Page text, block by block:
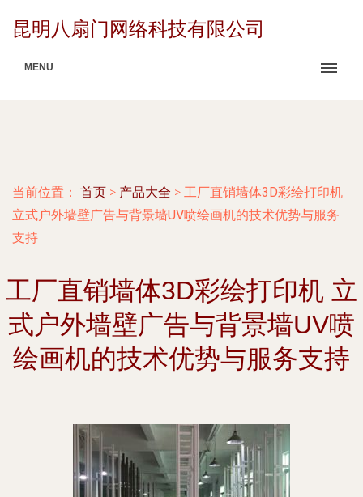
昆明八扇门网络科技有限公司
MENU
当前位置： 首页 > 产品大全 > 工厂直销墙体3D彩绘打印机
立式户外墙壁广告与背景墙UV喷绘画机的技术优势与服务
支持
工厂直销墙体3D彩绘打印机 立
式户外墙壁广告与背景墙UV喷
绘画机的技术优势与服务支持